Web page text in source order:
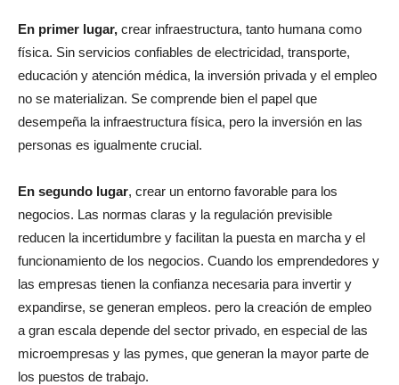
En primer lugar, crear infraestructura, tanto humana como
física. Sin servicios confiables de electricidad, transporte,
educación y atención médica, la inversión privada y el empleo
no se materializan. Se comprende bien el papel que
desempeña la infraestructura física, pero la inversión en las
personas es igualmente crucial.
En segundo lugar, crear un entorno favorable para los
negocios. Las normas claras y la regulación previsible
reducen la incertidumbre y facilitan la puesta en marcha y el
funcionamiento de los negocios. Cuando los emprendedores y
las empresas tienen la confianza necesaria para invertir y
expandirse, se generan empleos. pero la creación de empleo
a gran escala depende del sector privado, en especial de las
microempresas y las pymes, que generan la mayor parte de
los puestos de trabajo.